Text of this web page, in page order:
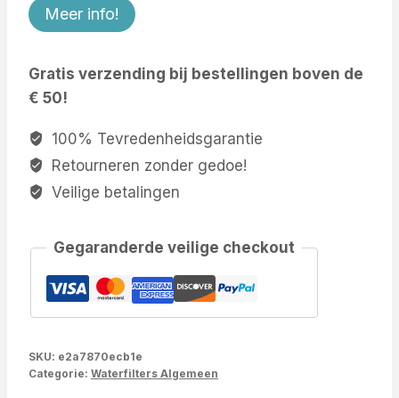
Meer info!
Gratis verzending bij bestellingen boven de
€ 50!
100% Tevredenheidsgarantie
Retourneren zonder gedoe!
Veilige betalingen
Gegaranderde veilige checkout
SKU: e2a7870ecb1e
Categorie: Waterfilters Algemeen